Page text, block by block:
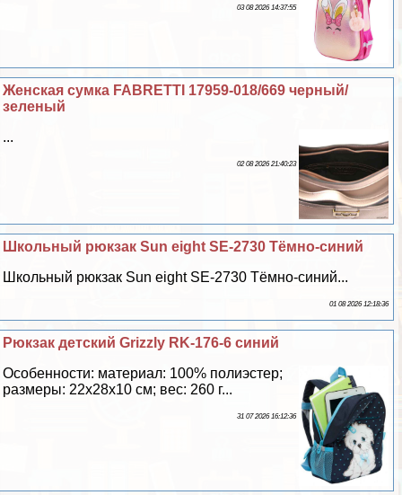
03 08 2026 14:37:55
Женская сумка FABRETTI 17959-018/669 черный/
зеленый
...
02 08 2026 21:40:23
Школьный рюкзак Sun eight SE-2730 Тёмно-синий
Школьный рюкзак Sun eight SE-2730 Тёмно-синий...
01 08 2026 12:18:36
Рюкзак детский Grizzly RK-176-6 синий
Особенности: материал: 100% полиэстер;
размеры: 22х28х10 см; вес: 260 г...
31 07 2026 16:12:36